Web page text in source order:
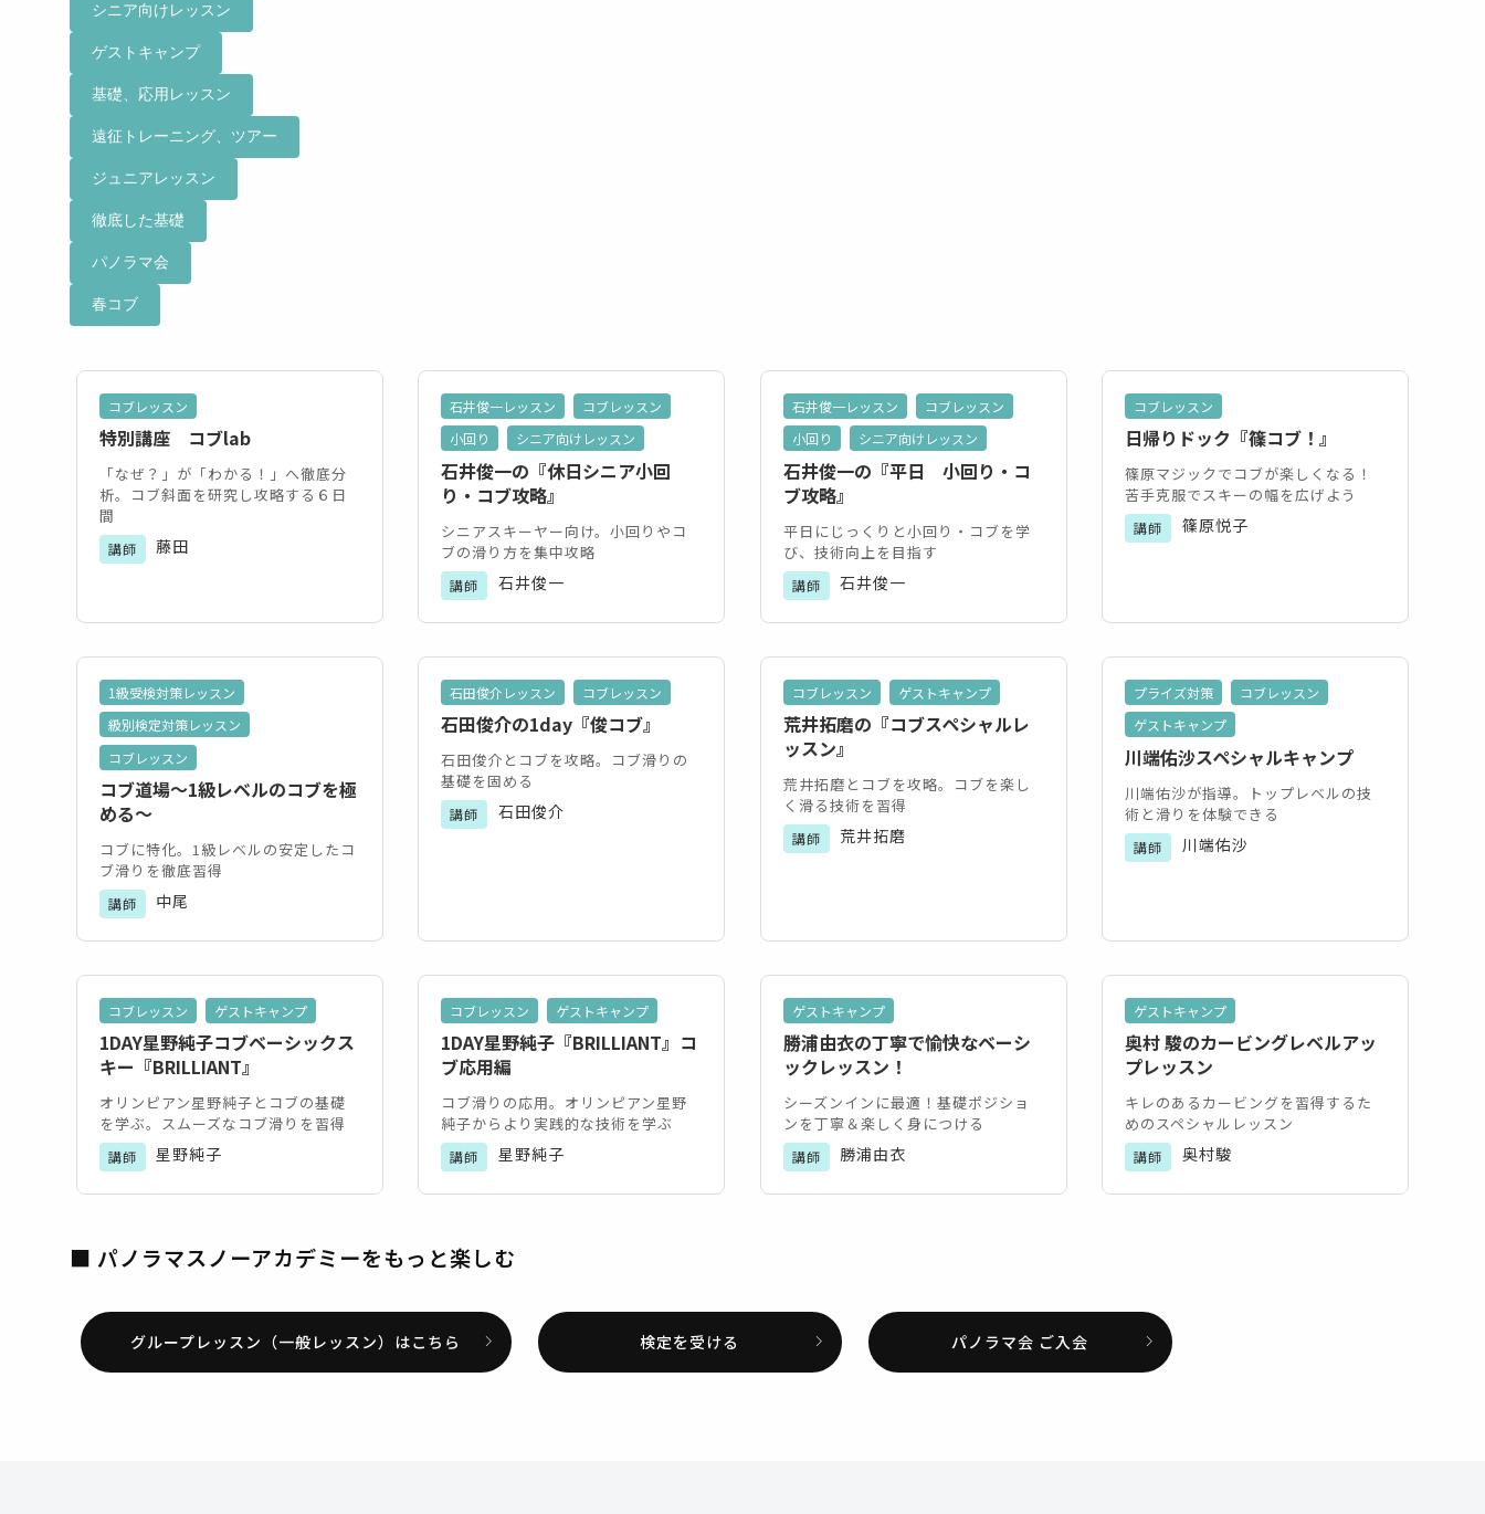
シニア向けレッスン
ゲストキャンプ
基礎、応用レッスン
遠征トレーニング、ツアー
ジュニアレッスン
徹底した基礎
パノラマ会
春コブ
コブレッスン
特別講座 コブlab
「なぜ？」が「わかる！」へ徹底分
析。コブ斜面を研究し攻略する６日
間
講師 藤田
石井俊一レッスン
コブレッスン
小回り
シニア向けレッスン
石井俊一の『休日シニア小回
り・コブ攻略』
シニアスキーヤー向け。小回りやコ
ブの滑り方を集中攻略
講師 石井俊一
石井俊一レッスン
コブレッスン
小回り
シニア向けレッスン
石井俊一の『平日 小回り・コ
ブ攻略』
平日にじっくりと小回り・コブを学
び、技術向上を目指す
講師 石井俊一
コブレッスン
日帰りドック『篠コブ！』
篠原マジックでコブが楽しくなる！
苦手克服でスキーの幅を広げよう
講師 篠原悦子
1級受検対策レッスン
級別検定対策レッスン
コブレッスン
コブ道場～1級レベルのコブを極
める～
コブに特化。1級レベルの安定したコ
ブ滑りを徹底習得
講師 中尾
石田俊介レッスン コブレッスン
石田俊介の1day『俊コブ』
石田俊介とコブを攻略。コブ滑りの
基礎を固める
講師 石田俊介
コブレッスン ゲストキャンプ
荒井拓磨の『コブスペシャルレ
ッスン』
荒井拓磨とコブを攻略。コブを楽し
く滑る技術を習得
講師 荒井拓磨
プライズ対策
コブレッスン
ゲストキャンプ
川端佑沙スペシャルキャンプ
川端佑沙が指導。トップレベルの技
術と滑りを体験できる
講師 川端佑沙
コブレッスン ゲストキャンプ
1DAY星野純子コブベーシックス
キー『BRILLIANT』
オリンピアン星野純子とコブの基礎
を学ぶ。スムーズなコブ滑りを習得
講師 星野純子
コブレッスン ゲストキャンプ
1DAY星野純子『BRILLIANT』コ
ブ応用編
コブ滑りの応用。オリンピアン星野
純子からより実践的な技術を学ぶ
講師 星野純子
ゲストキャンプ
勝浦由衣の丁寧で愉快なベーシ
ックレッスン！
シーズンインに最適！基礎ポジショ
ンを丁寧＆楽しく身につける
講師 勝浦由衣
ゲストキャンプ
奥村 駿のカービングレベルアッ
プレッスン
キレのあるカービングを習得するた
めのスペシャルレッスン
講師 奥村駿
■ パノラマスノーアカデミーをもっと楽しむ
グループレッスン（一般レッスン）はこちら 検定を受ける パノラマ会 ご入会